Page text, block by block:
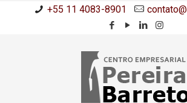
+55 11 4083-8901